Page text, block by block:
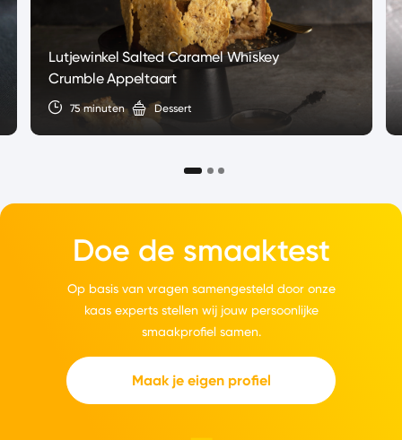
Lutjewinkel Salted Caramel Whiskey
Crumble Appeltaart
75 minuten Dessert
Doe de smaaktest
Op basis van vragen samengesteld door onze
kaas experts stellen wij jouw persoonlijke
smaakprofiel samen.
Maak je eigen profiel